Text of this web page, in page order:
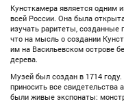
Кунсткамера является одним
всей России. Она была
изучать раритеты, созданные
что на мысль о создании
им на Васильевском острове
дерева.
Музей был создан в 1714
приносить все
были живые экспонаты: